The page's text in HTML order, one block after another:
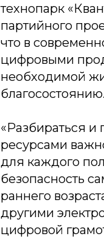
технопарк
партийного
что в
цифровыми
необходимой
благосостоянию.
«Разбираться
ресурсами
для каждого
безопасность
раннего
другими
цифровой